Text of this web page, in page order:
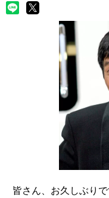
皆さん、お久しぶり